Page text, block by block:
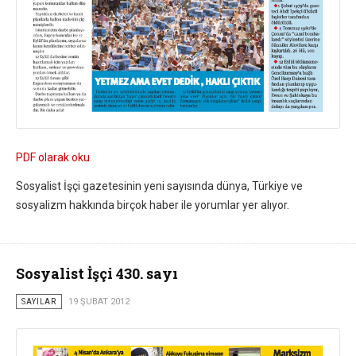
PDF olarak oku
Sosyalist İşçi gazetesinin yeni sayısında dünya, Türkiye ve
sosyalizm hakkında birçok haber ile yorumlar yer alıyor.
Sosyalist İşçi 430. sayı
SAYILAR 19 ŞUBAT 2012